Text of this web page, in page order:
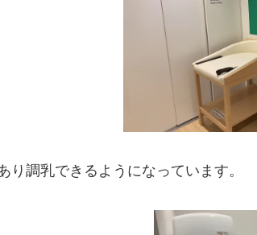
り調乳できるようになっています。